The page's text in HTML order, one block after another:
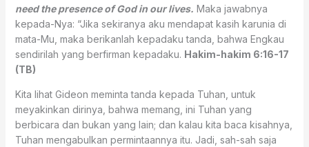
need the presence of God in our lives. Maka jawabnya
kepada-Nya: “Jika sekiranya aku mendapat kasih karunia di
mata-Mu, maka berikanlah kepadaku tanda, bahwa Engkau
sendirilah yang berfirman kepadaku. Hakim-hakim 6:16-17
(TB)
Kita lihat Gideon meminta tanda kepada Tuhan, untuk
meyakinkan dirinya, bahwa memang, ini Tuhan yang
berbicara dan bukan yang lain; dan kalau kita baca kisahnya,
Tuhan mengabulkan permintaannya itu. Jadi, sah-sah saja